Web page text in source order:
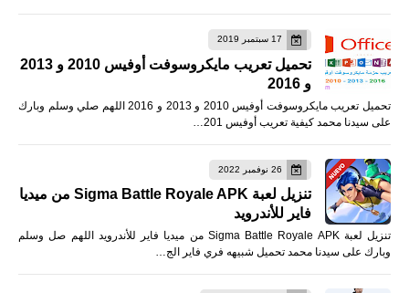
17 سبتمبر 2019
تحميل تعريب مايكروسوفت أوفيس 2010 و 2013
و 2016
تحميل تعريب مايكروسوفت أوفيس 2010 و 2013 و 2016 اللهم صلي وسلم وبارك
على سيدنا محمد كيفية تعريب أوفيس 201…
26 نوفمبر 2022
تنزيل لعبة Sigma Battle Royale APK من ميديا
فاير للأندرويد
تنزيل لعبة Sigma Battle Royale APK من ميديا فاير للأندرويد اللهم صل وسلم
وبارك على سيدنا محمد تحميل شبيهه فري فاير الج…